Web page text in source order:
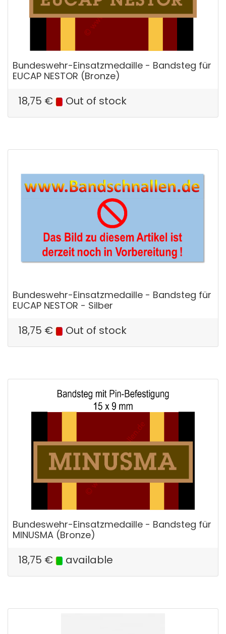
Bundeswehr-Einsatzmedaille - Bandsteg für
EUCAP NESTOR (Bronze)
18,75 € Out of stock
Bundeswehr-Einsatzmedaille - Bandsteg für
EUCAP NESTOR - Silber
18,75 € Out of stock
Bundeswehr-Einsatzmedaille - Bandsteg für
MINUSMA (Bronze)
18,75 € available